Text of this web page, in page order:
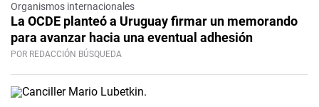
Organismos internacionales
La OCDE planteó a Uruguay firmar un memorando
para avanzar hacia una eventual adhesión
POR REDACCIÓN BÚSQUEDA